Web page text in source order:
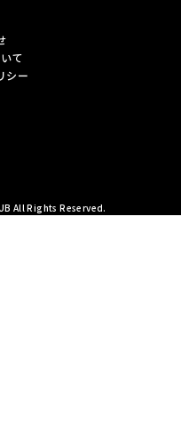
て
シー
All Rights Reserved.